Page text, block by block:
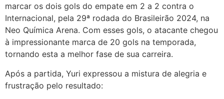
marcar os dois gols do empate em 2 a 2 contra o
Internacional, pela 29ª rodada do Brasileirão 2024, na
Neo Química Arena. Com esses gols, o atacante chegou
à impressionante marca de 20 gols na temporada,
tornando esta a melhor fase de sua carreira.
Após a partida, Yuri expressou a mistura de alegria e
frustração pelo resultado: